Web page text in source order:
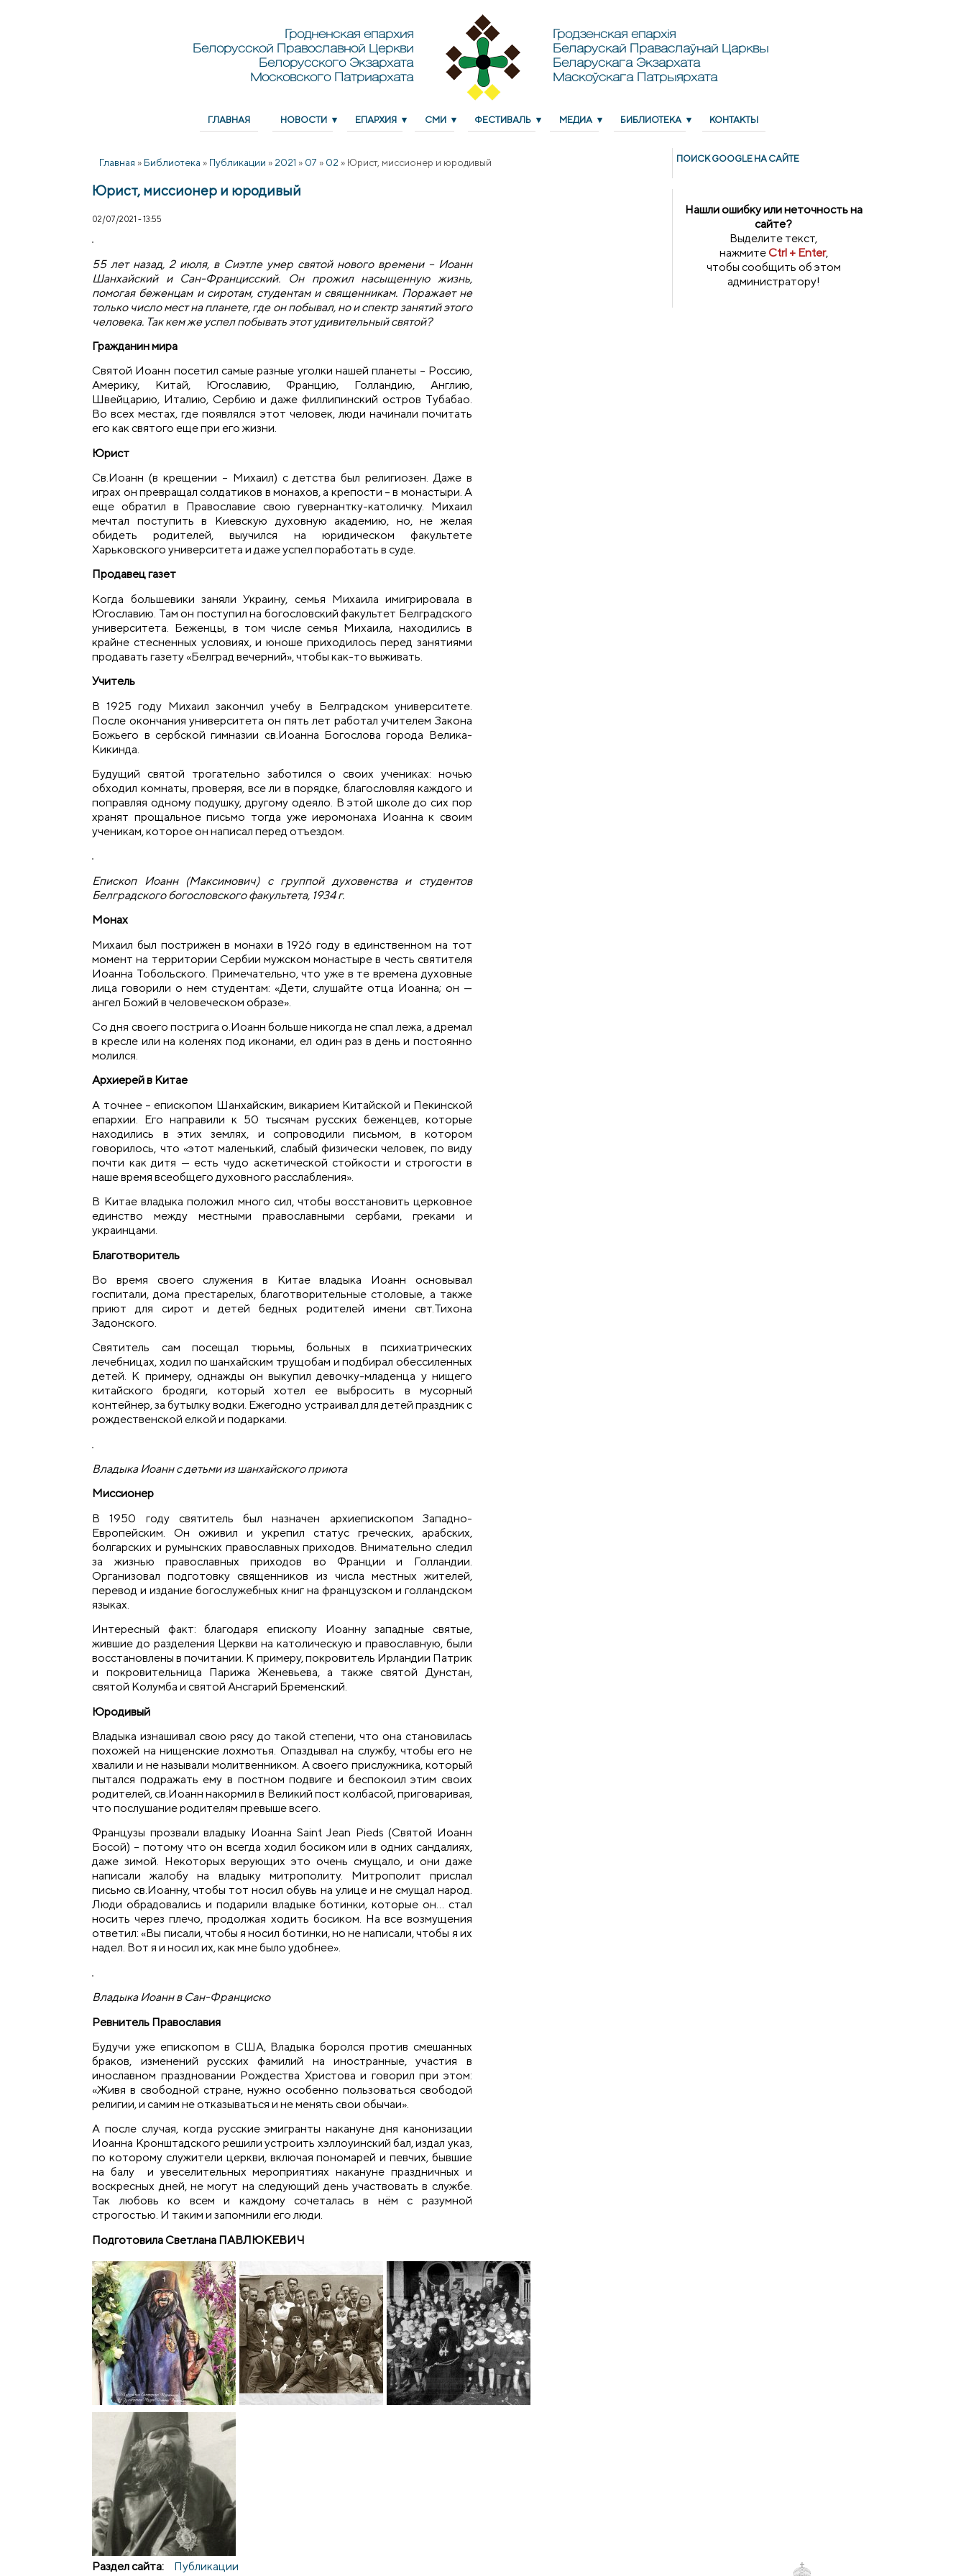
Гродненская епархия
Белорусской Православной Церкви
Белорусского Экзархата
Московского Патриархата
Гродзенская епархія
Беларускай Праваслаўнай Царквы
Беларускага Экзархата
Маскоўскага Патрыярхата
ГЛАВНАЯ НОВОСТИ ЕПАРХИЯ СМИ ФЕСТИВАЛЬ МЕДИА БИБЛИОТЕКА КОНТАКТЫ
Главная » Библиотека » Публикации » 2021 » 07 » 02 » Юрист, миссионер и юродивый
Юрист, миссионер и юродивый
02/07/2021 - 13:55
55 лет назад, 2 июля, в Сиэтле умер святой нового времени – Иоанн
Шанхайский и Сан-Францисский. Он прожил насыщенную жизнь,
помогая беженцам и сиротам, студентам и священникам. Поражает не
только число мест на планете, где он побывал, но и спектр занятий этого
человека. Так кем же успел побывать этот удивительный святой?
Гражданин мира
Святой Иоанн посетил самые разные уголки нашей планеты – Россию,
Америку, Китай, Югославию, Францию, Голландию, Англию,
Швейцарию, Италию, Сербию и даже филлипинский остров Тубабао.
Во всех местах, где появлялся этот человек, люди начинали почитать
его как святого еще при его жизни.
Юрист
Св.Иоанн (в крещении – Михаил) с детства был религиозен. Даже в
играх он превращал солдатиков в монахов, а крепости – в монастыри. А
еще обратил в Православие свою гувернантку-католичку. Михаил
мечтал поступить в Киевскую духовную академию, но, не желая
обидеть родителей, выучился на юридическом факультете
Харьковского университета и даже успел поработать в суде.
Продавец газет
Когда большевики заняли Украину, семья Михаила имигрировала в
Югославию. Там он поступил на богословский факультет Белградского
университета. Беженцы, в том числе семья Михаила, находились в
крайне стесненных условиях, и юноше приходилось перед занятиями
продавать газету «Белград вечерний», чтобы как-то выживать.
Учитель
В 1925 году Михаил закончил учебу в Белградском университете.
После окончания университета он пять лет работал учителем Закона
Божьего в сербской гимназии св.Иоанна Богослова города Велика-
Кикинда.
Будущий святой трогательно заботился о своих учениках: ночью
обходил комнаты, проверяя, все ли в порядке, благословляя каждого и
поправляя одному подушку, другому одеяло. В этой школе до сих пор
хранят прощальное письмо тогда уже иеромонаха Иоанна к своим
ученикам, которое он написал перед отъездом.
Епископ Иоанн (Максимович) с группой духовенства и студентов
Белградского богословского факультета, 1934 г.
Монах
Михаил был пострижен в монахи в 1926 году в единственном на тот
момент на территории Сербии мужском монастыре в честь святителя
Иоанна Тобольского. Примечательно, что уже в те времена духовные
лица говорили о нем студентам: «Дети, слушайте отца Иоанна; он —
ангел Божий в человеческом образе».
Со дня своего пострига о.Иоанн больше никогда не спал лежа, а дремал
в кресле или на коленях под иконами, ел один раз в день и постоянно
молился.
Архиерей в Китае
А точнее – епископом Шанхайским, викарием Китайской и Пекинской
епархии. Его направили к 50 тысячам русских беженцев, которые
находились в этих землях, и сопроводили письмом, в котором
говорилось, что «этот маленький, слабый физически человек, по виду
почти как дитя — есть чудо аскетической стойкости и строгости в
наше время всеобщего духовного расслабления».
В Китае владыка положил много сил, чтобы восстановить церковное
единство между местными православными сербами, греками и
украинцами.
Благотворитель
Во время своего служения в Китае владыка Иоанн основывал
госпитали, дома престарелых, благотворительные столовые, а также
приют для сирот и детей бедных родителей имени свт.Тихона
Задонского.
Святитель сам посещал тюрьмы, больных в психиатрических
лечебницах, ходил по шанхайским трущобам и подбирал обессиленных
детей. К примеру, однажды он выкупил девочку-младенца у нищего
китайского бродяги, который хотел ее выбросить в мусорный
контейнер, за бутылку водки. Ежегодно устраивал для детей праздник с
рождественской елкой и подарками.
Владыка Иоанн с детьми из шанхайского приюта
Миссионер
В 1950 году святитель был назначен архиепископом Западно-
Европейским. Он оживил и укрепил статус греческих, арабских,
болгарских и румынских православных приходов. Внимательно следил
за жизнью православных приходов во Франции и Голландии.
Организовал подготовку священников из числа местных жителей,
перевод и издание богослужебных книг на французском и голландском
языках.
Интересный факт: благодаря епископу Иоанну западные святые,
жившие до разделения Церкви на католическую и православную, были
восстановлены в почитании. К примеру, покровитель Ирландии Патрик
и покровительница Парижа Женевьева, а также святой Дунстан,
святой Колумба и святой Ансгарий Бременский.
Юродивый
Владыка изнашивал свою рясу до такой степени, что она становилась
похожей на нищенские лохмотья. Опаздывал на службу, чтобы его не
хвалили и не называли молитвенником. А своего прислужника, который
пытался подражать ему в постном подвиге и беспокоил этим своих
родителей, св.Иоанн накормил в Великий пост колбасой, приговаривая,
что послушание родителям превыше всего.
Французы прозвали владыку Иоанна Saint Jean Pieds (Святой Иоанн
Босой) – потому что он всегда ходил босиком или в одних сандалиях,
даже зимой. Некоторых верующих это очень смущало, и они даже
написали жалобу на владыку митрополиту. Митрополит прислал
письмо св.Иоанну, чтобы тот носил обувь на улице и не смущал народ.
Люди обрадовались и подарили владыке ботинки, которые он… стал
носить через плечо, продолжая ходить босиком. На все возмущения
ответил: «Вы писали, чтобы я носил ботинки, но не написали, чтобы я их
надел. Вот я и носил их, как мне было удобнее».
Владыка Иоанн в Сан-Франциско
Ревнитель Православия
Будучи уже епископом в США, Владыка боролся против смешанных
браков, изменений русских фамилий на иностранные, участия в
инославном праздновании Рождества Христова и говорил при этом:
«Живя в свободной стране, нужно особенно пользоваться свободой
религии, и самим не отказываться и не менять свои обычаи».
А после случая, когда русские эмигранты накануне дня канонизации
Иоанна Кронштадского решили устроить хэллоуинский бал, издал указ,
по которому служители церкви, включая пономарей и певчих, бывшие
на балу и увеселительных мероприятиях накануне праздничных и
воскресных дней, не могут на следующий день участвовать в службе.
Так любовь ко всем и каждому сочеталась в нём с разумной
строгостью. И таким и запомнили его люди.
Подготовила Светлана ПАВЛЮКЕВИЧ
Раздел сайта: Публикации
ПОИСК GOОGLE НА САЙТЕ
Нашли ошибку или неточность на
сайте?
Выделите текст,
нажмитеCtrl + Enter,
чтобы сообщить об этом
администратору!